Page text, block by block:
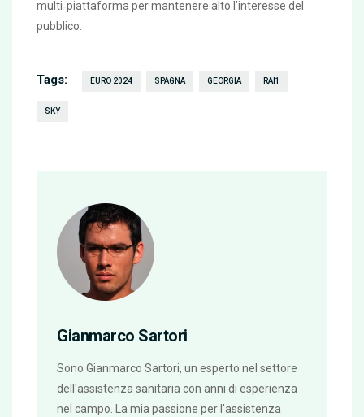
multi‑piattaforma per mantenere alto l’interesse del
pubblico.
Tags: EURO 2024 SPAGNA GEORGIA RAI1
SKY
Gianmarco Sartori
Sono Gianmarco Sartori, un esperto nel settore
dell'assistenza sanitaria con anni di esperienza
nel campo. La mia passione per l'assistenza